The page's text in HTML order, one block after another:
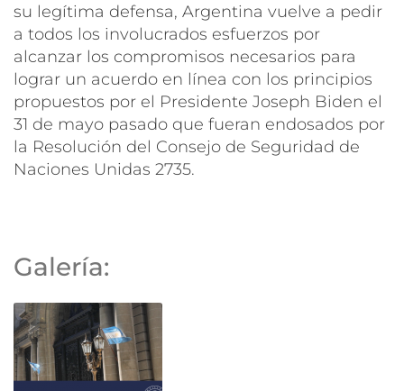
su legítima defensa, Argentina vuelve a pedir
a todos los involucrados esfuerzos por
alcanzar los compromisos necesarios para
lograr un acuerdo en línea con los principios
propuestos por el Presidente Joseph Biden el
31 de mayo pasado que fueran endosados por
la Resolución del Consejo de Seguridad de
Naciones Unidas 2735.
Galería: